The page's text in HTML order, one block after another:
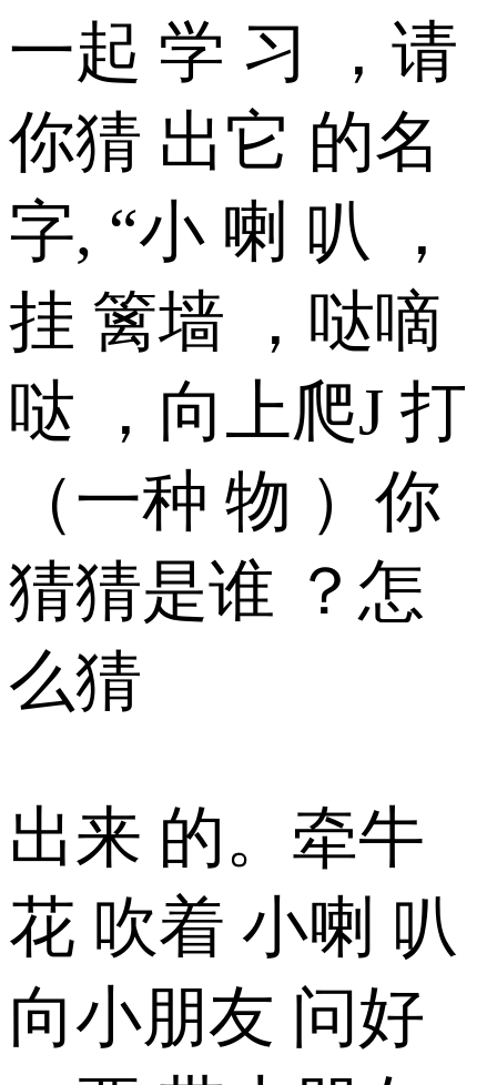
一起 学 习 ，请
你猜 出它 的名
字, “小 喇 叭 ，
挂 篱墙 ，哒嘀
哒 ，向上爬J 打
（一种 物 ）你
猜猜是谁 ？怎
么猜
出来 的。牵牛
花 吹着 小喇 叭
向小朋友 问好